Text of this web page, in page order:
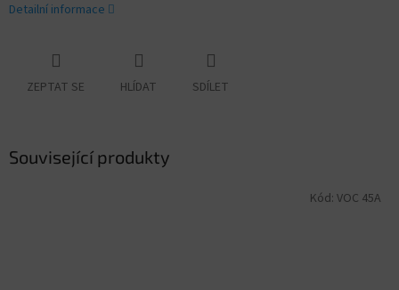
Detailní informace
ZEPTAT SE HLÍDAT SDÍLET
Související produkty
Kód: VOC 45A